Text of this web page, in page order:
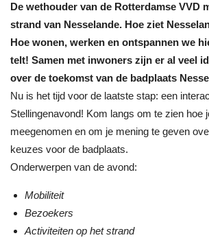
De wethouder van de Rotterdamse VVD
strand van Nesselande. Hoe ziet
Hoe wonen, werken en ontspannen we
telt! Samen met inwoners zijn er al veel
over de toekomst van de badplaats
Nu is het tijd voor de laatste stap: een
Stellingenavond! Kom langs om te zien hoe
meegenomen en om je mening te geven
keuzes voor de badplaats.
Onderwerpen van de avond:
Mobiliteit
Bezoekers
Activiteiten op het strand